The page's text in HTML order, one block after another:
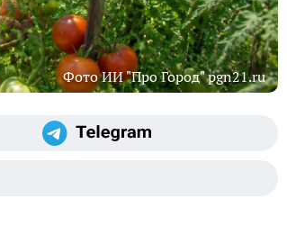
Фото ИИ "Про Город" pgn21.ru